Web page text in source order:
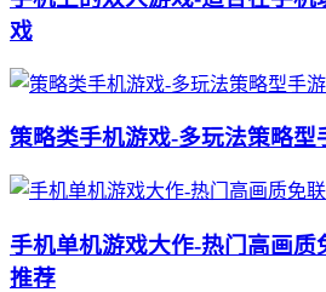
戏
策略类手机游戏-多玩法策略型
手机单机游戏大作-热门高画质
推荐